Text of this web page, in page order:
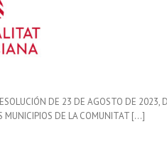
DE 23 DE AGOSTO DE 2023,
MUNICIPIOS DE LA COMUNITAT […]